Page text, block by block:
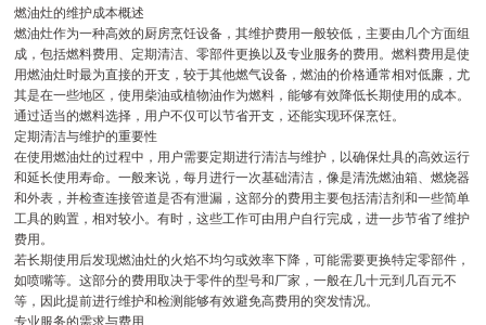
燃油灶的维护成本概述
燃油灶作为一种高效的厨房烹饪设备，其维护费用一般较低，主要由几个方面组
成，包括燃料费用、定期清洁、零部件更换以及专业服务的费用。燃料费用是使
用燃油灶时最为直接的开支，较于其他燃气设备，燃油的价格通常相对低廉，尤
其是在一些地区，使用柴油或植物油作为燃料，能够有效降低长期使用的成本。
通过适当的燃料选择，用户不仅可以节省开支，还能实现环保烹饪。
定期清洁与维护的重要性
在使用燃油灶的过程中，用户需要定期进行清洁与维护，以确保灶具的高效运行
和延长使用寿命。一般来说，每月进行一次基础清洁，像是清洗燃油箱、燃烧器
和外表，并检查连接管道是否有泄漏，这部分的费用主要包括清洁剂和一些简单
工具的购置，相对较小。有时，这些工作可由用户自行完成，进一步节省了维护
费用。
若长期使用后发现燃油灶的火焰不均匀或效率下降，可能需要更换特定零部件，
如喷嘴等。这部分的费用取决于零件的型号和厂家，一般在几十元到几百元不
等，因此提前进行维护和检测能够有效避免高费用的突发情况。
专业服务的需求与费用